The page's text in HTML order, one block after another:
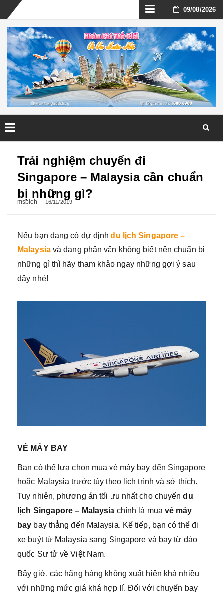
Skip
to
content
09/08/2026
Trải nghiệm chuyến đi
Singapore – Malaysia cần chuẩn
bị những gì?
msbich 16/11/2019
Nếu bạn đang có dự địnhdu lịch Singapore –
Malaysia và đang phân vân không biết nên chuẩn bị
những gì thì hãy tham khảo ngay những gợi ý sau
đây nhé!
VÉ MÁY BAY
Bạn có thể lựa chọn mua vé máy bay đến Singapore
hoặc Malaysia trước tùy theo lịch trình và sở thích.
Tuy nhiên, phương án tối ưu nhất cho chuyếndu
lịch Singapore – Malaysia chính là mua vé máy
bay bay thẳng đến Malaysia. Kế tiếp, bạn có thể đi
xe buýt từ Malaysia sang Singapore và bay từ đảo
quốc Sư tử về Việt Nam.
Bây giờ, các hãng hàng không xuất hiện khá nhiều
với những mức giá khá hợp lí. Đối với chuyến bay